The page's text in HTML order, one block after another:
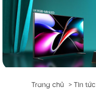
Trang chủ Tin tức